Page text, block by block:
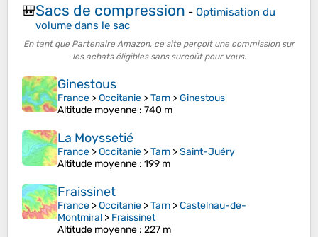
🎒Sacs de compression - Optimisation du
volume dans le sac
En tant que Partenaire Amazon, ce site perçoit une commission sur
les achats éligibles sans surcoût pour vous.
Ginestous
France >Occitanie >Tarn >Ginestous
Altitude moyenne : 740 m
La Moyssetié
France >Occitanie >Tarn >Saint-Juéry
Altitude moyenne : 199 m
Fraissinet
France >Occitanie >Tarn >Castelnau-de-
Montmiral > Fraissinet
Altitude moyenne : 227 m